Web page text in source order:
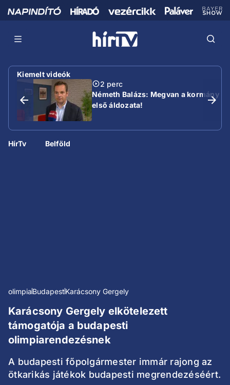
Kiemelt videók
2 perc
Németh Balázs: Megvan a kormány
első áldozata!
HírTv Belföld
olimpiaBudapestKarácsony Gergely
Karácsony Gergely elkötelezett
támogatója a budapesti
olimpiarendezésnek
A budapesti főpolgármester immár rajong az
ötkarikás játékok budapesti megrendezéséért.